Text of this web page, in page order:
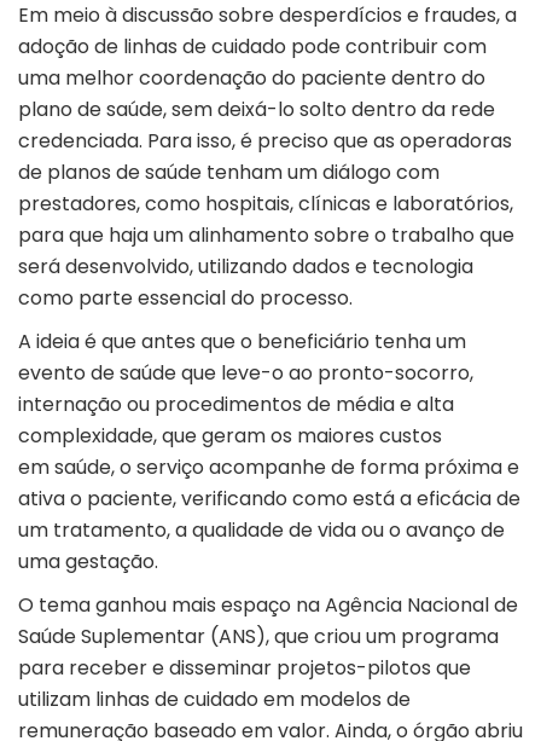
Em meio à discussão sobre desperdícios e fraudes, a
adoção de linhas de cuidado pode contribuir com
uma melhor coordenação do paciente dentro do
plano de saúde, sem deixá-lo solto dentro da rede
credenciada. Para isso, é preciso que as operadoras
de planos de saúde tenham um diálogo com
prestadores, como hospitais, clínicas e laboratórios,
para que haja um alinhamento sobre o trabalho que
será desenvolvido, utilizando dados e tecnologia
como parte essencial do processo.
A ideia é que antes que o beneficiário tenha um
evento de saúde que leve-o ao pronto-socorro,
internação ou procedimentos de média e alta
complexidade, que geram os maiores custos
em saúde, o serviço acompanhe de forma próxima e
ativa o paciente, verificando como está a eficácia de
um tratamento, a qualidade de vida ou o avanço de
uma gestação.
O tema ganhou mais espaço na Agência Nacional de
Saúde Suplementar (ANS), que criou um programa
para receber e disseminar projetos-pilotos que
utilizam linhas de cuidado em modelos de
remuneração baseado em valor. Ainda, o órgão abriu